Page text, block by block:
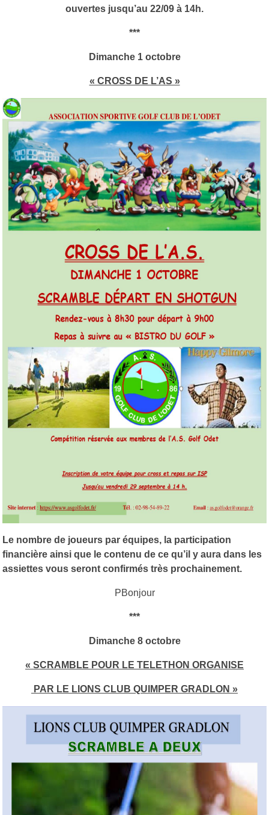
ouvertes jusqu’au 22/09 à 14h.
***
Dimanche 1 octobre
« CROSS DE L’AS »
Le nombre de joueurs par équipes, la participation
financière ainsi que le contenu de ce qu’il y aura dans les
assiettes vous seront confirmés très prochainement.
PBonjour
***
Dimanche 8 octobre
« SCRAMBLE POUR LE TELETHON ORGANISE
PAR LE LIONS CLUB QUIMPER GRADLON »